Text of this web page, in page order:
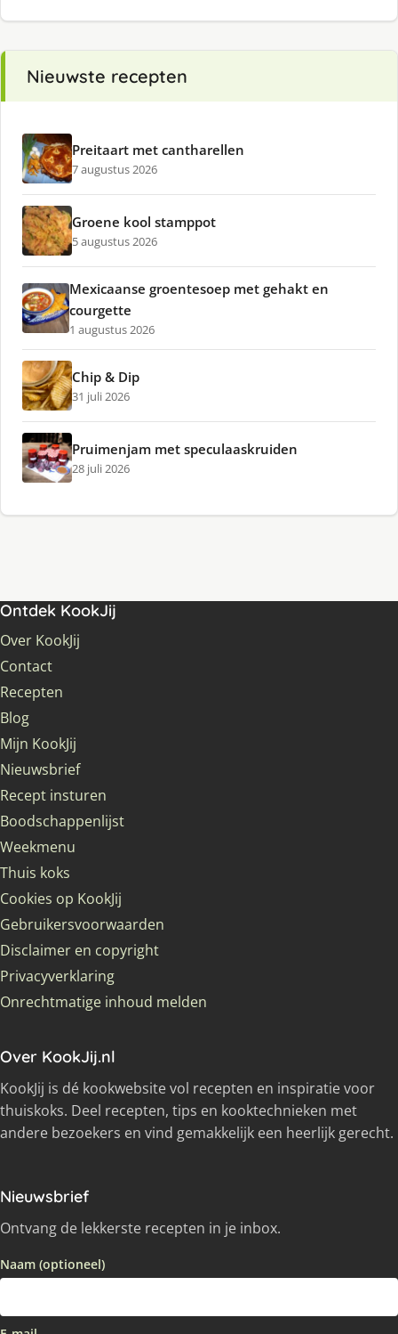
Nieuwste recepten
Preitaart met cantharellen
7 augustus 2026
Groene kool stamppot
5 augustus 2026
Mexicaanse groentesoep met gehakt en
courgette
1 augustus 2026
Chip & Dip
31 juli 2026
Pruimenjam met speculaaskruiden
28 juli 2026
Ontdek KookJij
Over KookJij
Contact
Recepten
Blog
Mijn KookJij
Nieuwsbrief
Recept insturen
Boodschappenlijst
Weekmenu
Thuis koks
Cookies op KookJij
Gebruikersvoorwaarden
Disclaimer en copyright
Privacyverklaring
Onrechtmatige inhoud melden
Over KookJij.nl
KookJij is dé kookwebsite vol recepten en inspiratie voor
thuiskoks. Deel recepten, tips en kooktechnieken met
andere bezoekers en vind gemakkelijk een heerlijk gerecht.
Nieuwsbrief
Ontvang de lekkerste recepten in je inbox.
Naam (optioneel)